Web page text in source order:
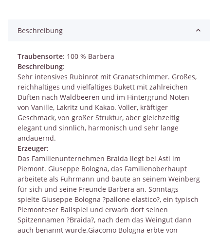
Beschreibung
Traubensorte: 100 % Barbera
Beschreibung:
Sehr intensives Rubinrot mit Granatschimmer. Großes,
reichhaltiges und vielfältiges Bukett mit zahlreichen
Düften nach Waldbeeren und im Hintergrund Noten
von Vanille, Lakritz und Kakao. Voller, kräftiger
Geschmack, von großer Struktur, aber gleichzeitig
elegant und sinnlich, harmonisch und sehr lange
andauernd.
Erzeuger:
Das Familienunternehmen Braida liegt bei Asti im
Piemont. Giuseppe Bologna, das Familienoberhaupt
arbeitete als Fuhrmann und baute an seinem Weinberg
für sich und seine Freunde Barbera an. Sonntags
spielte Giuseppe Bologna ?pallone elastico?, ein typisch
Piemonteser Ballspiel und erwarb dort seinen
Spitzennamen ?Braida?, nach dem das Weingut dann
auch benannt wurde.Giacomo Bologna erbte von